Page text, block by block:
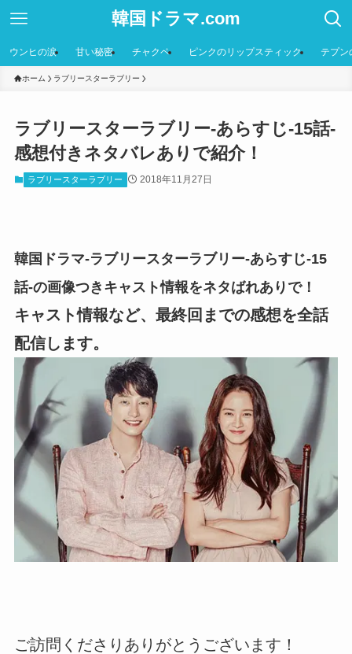
韓国ドラマ.com
ウンヒの涙 甘い秘密 チャクペ ピンクのリップスティック テプン
ホーム ラブリースターラブリー
ラブリースターラブリー-あらすじ-15話-
感想付きネタバレありで紹介！
ラブリースターラブリー 2018年11月27日
韓国ドラマ-ラブリースターラブリー-あらすじ-15
話-の画像つきキャスト情報をネタばれありで！
キャスト情報など、最終回までの感想を全話
配信します。
ご訪問くださりありがとうございます！